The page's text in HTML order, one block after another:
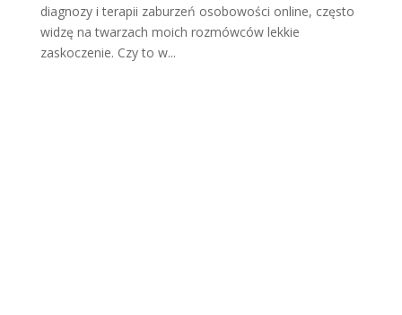
diagnozy i terapii zaburzeń osobowości online, często
widzę na twarzach moich rozmówców lekkie
zaskoczenie. Czy to w...